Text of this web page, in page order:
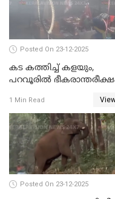
കേസ് ഒടുവിൽ 4
പൊലിഞ്ഞു
Posted On 23-12-2025
കട കത്തിച്ച് കളയും,
പറവൂരില്‍
1 Min Read
Posted On 23-12-2025